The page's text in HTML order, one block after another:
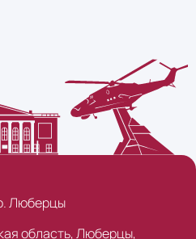
Люберцы
область, Люберцы,